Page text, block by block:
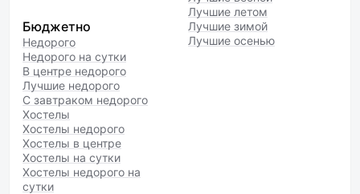
Бюджетно
Недорого
Недорого на сутки
В центре недорого
Лучшие недорого
С завтраком недорого
Хостелы
Хостелы недорого
Хостелы в центре
Хостелы на сутки
Хостелы недорого на
сутки
Лучшие летом
Лучшие зимой
Лучшие осенью